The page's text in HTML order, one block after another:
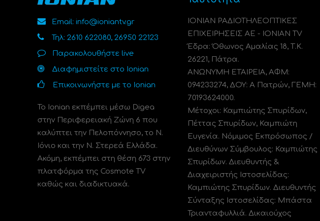
Email: info@ioniantv.gr
Τηλ: 2610 622080, 26950 22123
Παρακολουθήστε live
Διαφημιστείτε στο Ionian
Επικοινωνήστε με το Ionian
Το Ionian εκπέμπει μέσω Digea
στην Περιφερειακή Ζώνη 6 που
καλύπτει την Πελοπόννησο, το N.
Ιόνιο και την Ν. Στερεά Ελλάδα.
Ακόμη, εκπέμπει στη θέση 673 στην
πλατφόρμα της Cosmote TV
καθώς και διαδικτυακά.
ΙΟΝΙΑΝ ΡΑΔΙΟΤΗΛΕΟΠΤΙΚΕΣ
ΕΠΙΧΕΙΡΗΣΕΙΣ ΑΕ - IONIAN TV
Έδρα: Όθωνος Αμαλίας 18, Τ.Κ.
26221, Πάτρα.
ΑΝΩΝΥΜΗ ΕΤΑΙΡΕΙΑ, ΑΦΜ:
094233274, ΔΟΥ: A Πατρών, ΓΕΜΗ:
70193624000.
Μέτοχοι: Καμπιώτης Σπυρίδων,
Πέττας Σπυρίδων, Καμπιώτη
Ευγενία. Νόμιμος Εκπρόσωπος /
Διευθύνων Σύμβουλος: Καμπιώτης
Σπυρίδων. Διευθυντής &
Διαχειριστής Ιστοσελίδας:
Καμπιώτης Σπυρίδων. Διευθυντής
Σύνταξης Ιστοσελίδας: Μπάστα
Τριανταφυλλιά. Δικαιούχος